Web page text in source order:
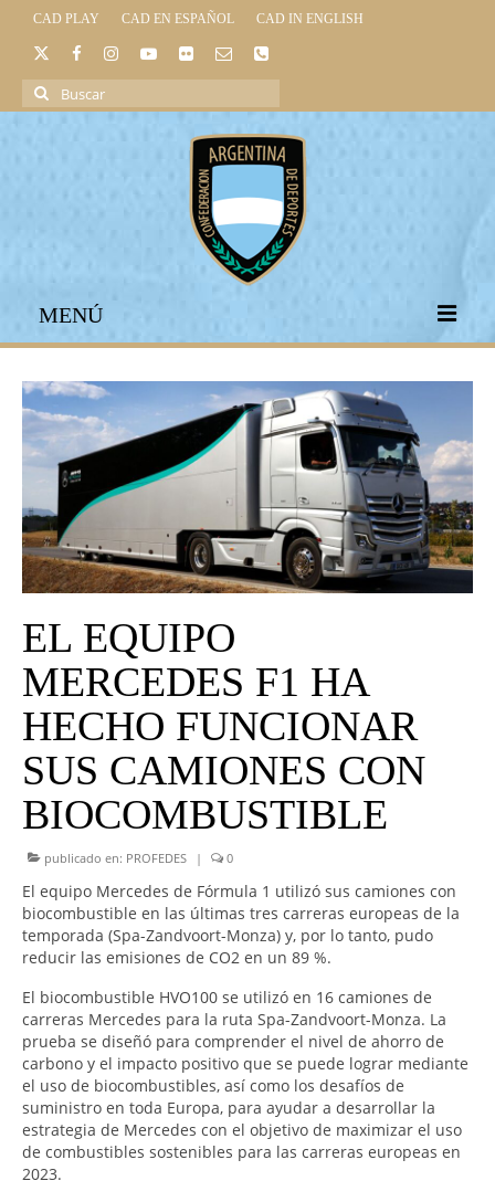
CAD PLAY CAD EN ESPAÑOL CAD IN ENGLISH
Buscar
por:
MENÚ
INICIO
INSTITUCIONAL
LEGISLACIÓN DEPORTIVA
UNIVERSO CAD
NOTICIAS
CAD MEDIA
CAD FEDERAL
EL EQUIPO
MERCEDES F1 HA
HECHO FUNCIONAR
SUS CAMIONES CON
BIOCOMBUSTIBLE
publicado en: PROFEDES | 0
El equipo Mercedes de Fórmula 1 utilizó sus camiones con
biocombustible en las últimas tres carreras europeas de la
temporada (Spa-Zandvoort-Monza) y, por lo tanto, pudo
reducir las emisiones de CO2 en un 89 %.
El biocombustible HVO100 se utilizó en 16 camiones de
carreras Mercedes para la ruta Spa-Zandvoort-Monza. La
prueba se diseñó para comprender el nivel de ahorro de
carbono y el impacto positivo que se puede lograr mediante
el uso de biocombustibles, así como los desafíos de
suministro en toda Europa, para ayudar a desarrollar la
estrategia de Mercedes con el objetivo de maximizar el uso
de combustibles sostenibles para las carreras europeas en
2023.